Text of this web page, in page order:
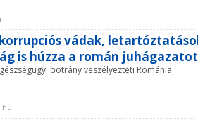
vádak,
is húzza a román juhágazatot
botrány veszélyezteti Románia